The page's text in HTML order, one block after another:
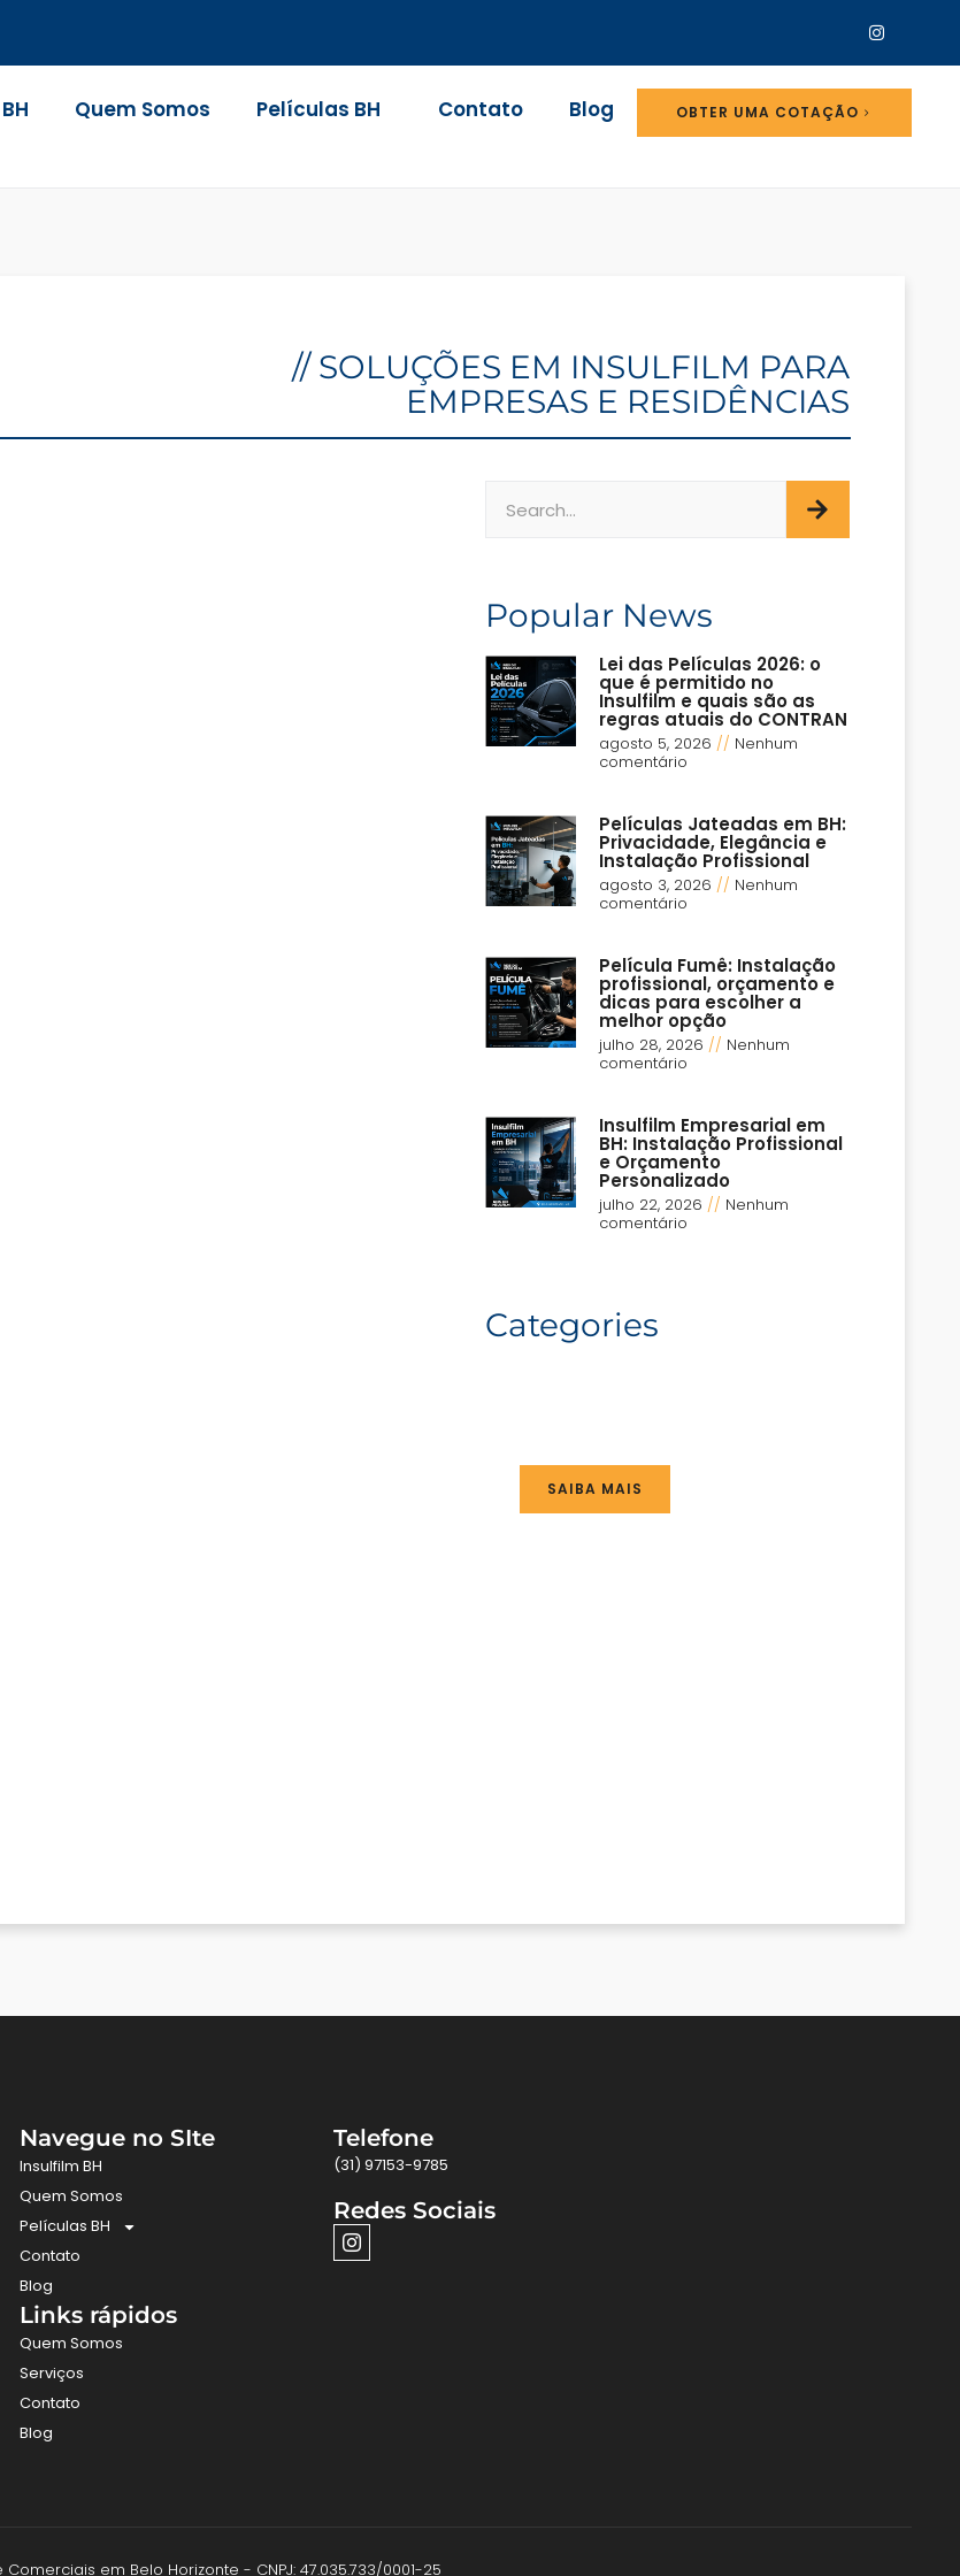
Quem Somos Películas BH Contato Blog OBTER UMA COTAÇÃO
// SOLUÇÕES EM INSULFILM PARA
EMPRESAS E RESIDÊNCIAS
Popular News
Lei das Películas 2026: o
que é permitido no
Insulfilm e quais são as
regras atuais do CONTRAN
agosto 5, 2026
Nenhum
comentário
Películas Jateadas em BH:
Privacidade, Elegância e
Instalação Profissional
agosto 3, 2026
Nenhum
comentário
Película Fumê: Instalação
profissional, orçamento e
dicas para escolher a
melhor opção
julho 28, 2026
Nenhum
comentário
Insulfilm Empresarial em
BH: Instalação Profissional
e Orçamento
Personalizado
julho 22, 2026
Nenhum
comentário
Categories
SAIBA MAIS
Navegue no SIte
Insulfilm BH
Quem Somos
Películas BH
Contato
Blog
Links rápidos
Quem Somos
Serviços
Contato
Blog
Telefone
(31) 97153-9785
Redes Sociais
em Belo Horizonte - CNPJ: 47.035.733/0001-25